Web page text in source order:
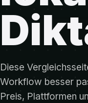
Diese
Workflow besser
Preis, Plattformen